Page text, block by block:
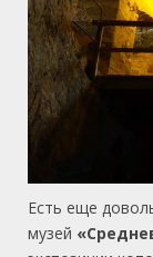
Есть еще
музей